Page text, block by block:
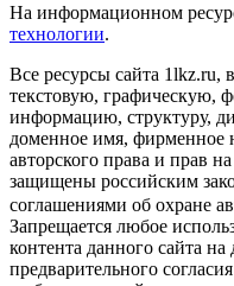
На информационном
технологии.
Все ресурсы сайта 1lkz.ru,
текстовую, графическую,
информацию, структуру,
доменное имя, фирменное
авторского права и прав
защищены российским
соглашениями об охране
Запрещается любое
контента данного сайта
предварительного